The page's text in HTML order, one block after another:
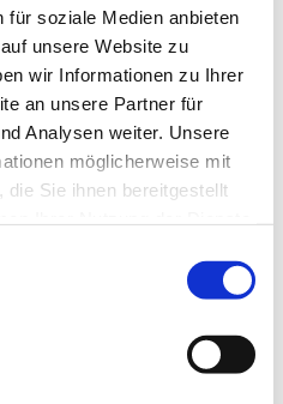
für soziale Medien anbieten
unsere Website zu
wir Informationen zu Ihrer
an unsere Partner für
Analysen weiter. Unsere
möglicherweise mit
Sie ihnen bereitgestellt
Sie auch